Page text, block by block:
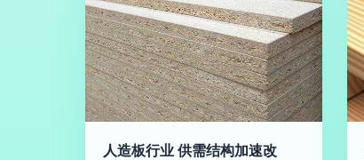
人造板行业 供需结构加速改